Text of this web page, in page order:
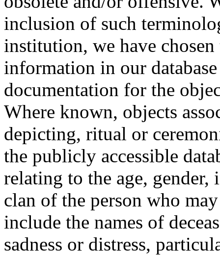
inclusion of such
institution, we have
information in our
documentation for the
Where known, objects
depicting, ritual or
the publicly accessible
relating to the age,
clan of the person who
include the names of
sadness or distress,